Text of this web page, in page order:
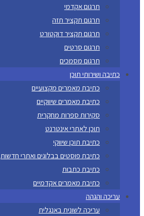
תרגום אקדמי
תרגום תקציר תזה
תרגום תקציר דוקטורט
תרגום סרטים
תרגום מסמכים
כתיבה ושירותי תוכן
כתיבת מאמרים מקצועיים
כתיבת מאמרים שיווקיים
סקירות ספרות מחקרית
תוכן לאתרי אינטרנט
כתיבת תוכן שיווקי
כתיבת פוסטים בבלוגים ואתרי חדשות
כתיבת כתבות
כתיבת מאמרים אקדמיים
עריכה והגהה
עריכה לשונית באנגלית